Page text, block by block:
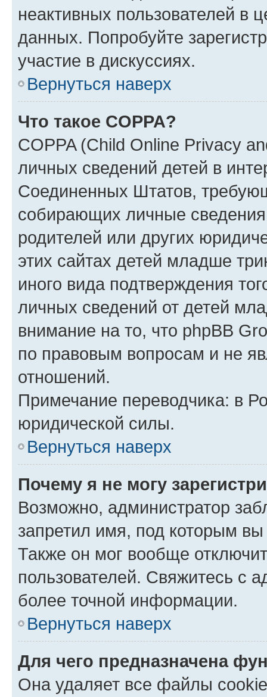
неактивных пользователей в
данных. Попробуйте
участие в дискуссиях.
Вернуться наверх
Что такое COPPA?
COPPA (Child Online Privacy
личных сведений детей в
Соединенных Штатов,
собирающих личные
родителей или других
этих сайтах детей младше
иного вида подтверждения
личных сведений от детей
внимание на то, что phpBB
по правовым вопросам и не
отношений.
Примечание переводчика: в
юридической силы.
Вернуться наверх
Почему я не могу
Возможно, администратор
запретил имя, под которым вы
Также он мог вообще
пользователей. Свяжитесь с
более точной информации.
Вернуться наверх
Для чего предназначена
Она удаляет все файлы